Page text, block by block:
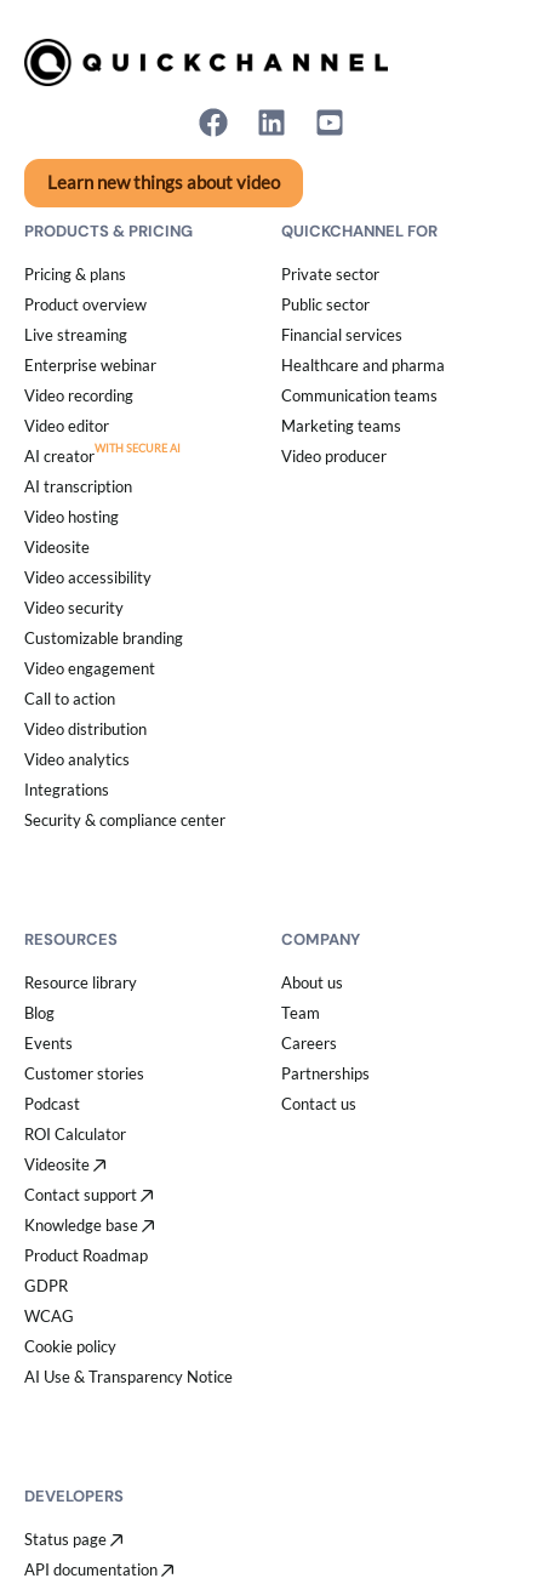
Learn new things about video
PRODUCTS & PRICING
Pricing & plans
Product overview
Live streaming
Enterprise webinar
Video recording
Video editor
AI creator
AI transcription
Video hosting
Videosite
Video accessibility
Video security
Customizable branding
Video engagement
Call to action
Video distribution
Video analytics
Integrations
Security & compliance center
QUICKCHANNEL FOR
Private sector
Public sector
Financial services
Healthcare and pharma
Communication teams
Marketing teams
Video producer
RESOURCES
Resource library
Blog
Events
Customer stories
Podcast
ROI Calculator
Videosite
Contact support
Knowledge base
Product Roadmap
GDPR
WCAG
Cookie policy
AI Use & Transparency Notice
COMPANY
About us
Team
Careers
Partnerships
Contact us
DEVELOPERS
Status page
API documentation